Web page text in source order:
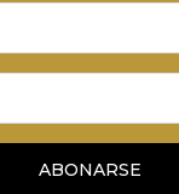
ABONARSE